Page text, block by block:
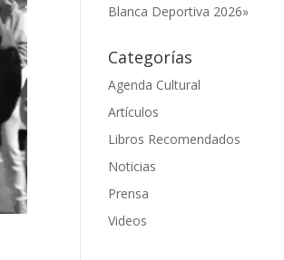
Blanca Deportiva 2026»
Categorías
Agenda Cultural
Artículos
Libros Recomendados
Noticias
Prensa
Videos